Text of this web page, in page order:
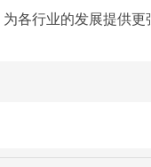
各行业的发展提供更